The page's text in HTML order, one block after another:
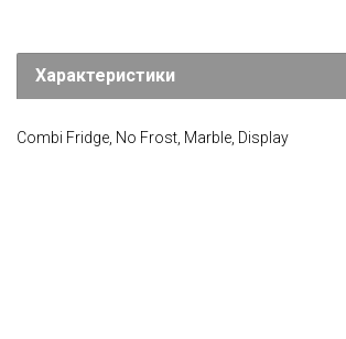
Характеристики
Combi Fridge, No Frost, Marble, Display